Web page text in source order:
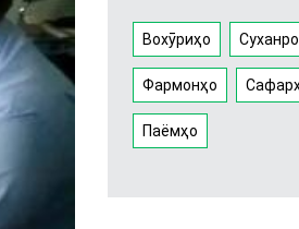
Вохӯриҳо
Фармонҳо
Паёмҳо